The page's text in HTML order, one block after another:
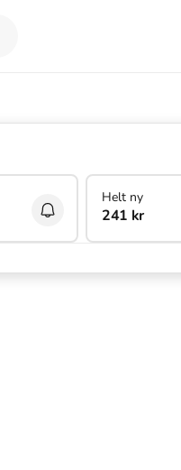
Helt ny
241 kr